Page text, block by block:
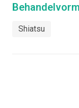
cliënten na een
Shiatsu